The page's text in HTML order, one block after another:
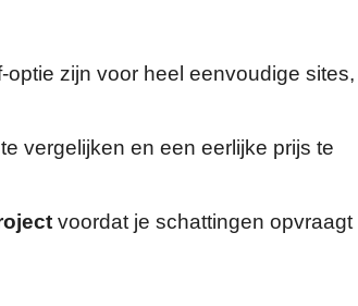
optie zijn voor heel eenvoudige sites,
vergelijken en een eerlijke prijs te
voordat je schattingen opvraagt